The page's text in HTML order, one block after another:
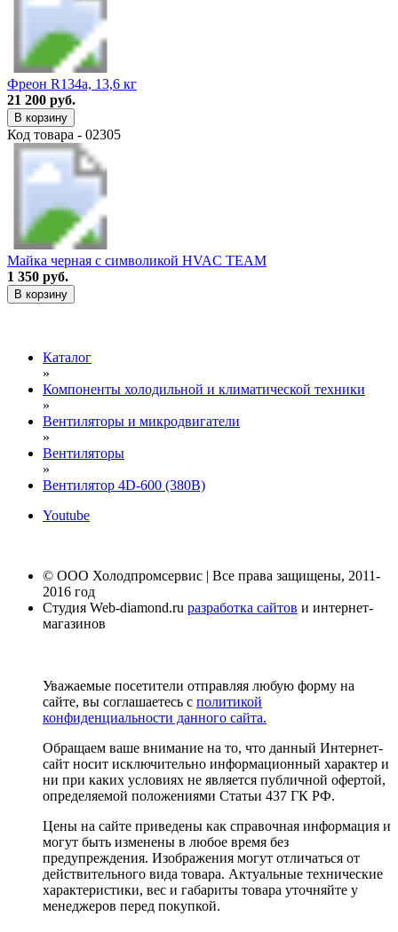
Фреон R134a, 13,6 кг
21 200 руб.
В корзину
Код товара - 02305
Майка черная с символикой HVAC TEAM
1 350 руб.
В корзину
Каталог
»
Компоненты холодильной и климатической техники
»
Вентиляторы и микродвигатели
»
Вентиляторы
»
Вентилятор 4D-600 (380В)
Youtube
© ООО Холодпромсервис | Все права защищены, 2011-
2016 год
Студия Web-diamond.ru разработка сайтов и интернет-
магазинов
Уважаемые посетители отправляя любую форму на
сайте, вы соглашаетесь с политикой
конфиденциальности данного сайта.
Обращаем ваше внимание на то, что данный Интернет-
сайт носит исключительно информационный характер и
ни при каких условиях не является публичной офертой,
определяемой положениями Статьи 437 ГК РФ.
Цены на сайте приведены как справочная информация и
могут быть изменены в любое время без
предупреждения. Изображения могут отличаться от
действительного вида товара. Актуальные технические
характеристики, вес и габариты товара уточняйте у
менеджеров перед покупкой.